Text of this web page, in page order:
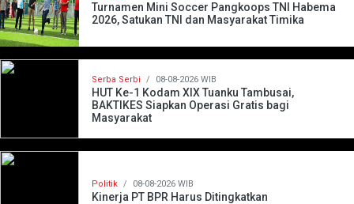
Turnamen Mini Soccer Pangkoops TNI Habema
2026, Satukan TNI dan Masyarakat Timika
Serba Serbi / 08-08-2026 WIB
HUT Ke-1 Kodam XIX Tuanku Tambusai,
BAKTIKES Siapkan Operasi Gratis bagi
Masyarakat
Politik / 08-08-2026 WIB
Kinerja PT BPR Harus Ditingkatkan